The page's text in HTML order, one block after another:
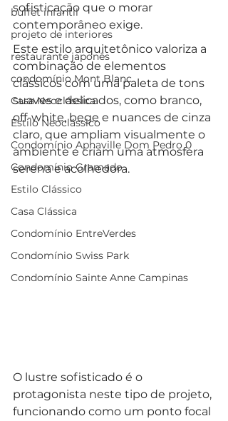
buffet infantil
projeto de interiores
restaurante japonês
condomínio Mont Blanc
Casa Neoclássica
Estilo Neoclássico
Condomínio Aphaville Dom Pedro 0
Condomínio Gramado
Estilo Clássico
Casa Clássica
Condomínio EntreVerdes
Condomínio Swiss Park
Condomínio Sainte Anne Campinas
sofisticação que o morar
contemporâneo exige.
Este estilo arquitetônico valoriza a
combinação de elementos
clássicos com uma paleta de tons
suaves e delicados, como branco,
off-white, bege e nuances de cinza
claro, que ampliam visualmente o
ambiente e criam uma atmosfera
serena e acolhedora.
O lustre sofisticado é o
protagonista neste tipo de projeto,
funcionando como um ponto focal